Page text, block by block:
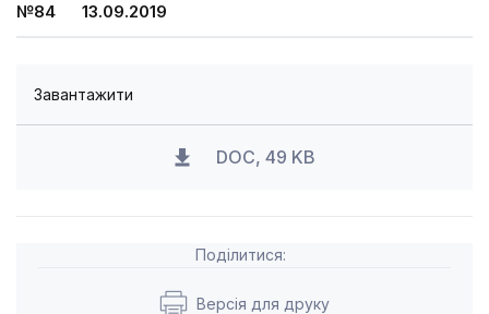
№84 13.09.2019
Завантажити
DOC, 49 KB
Поділитися:
Версія для друку